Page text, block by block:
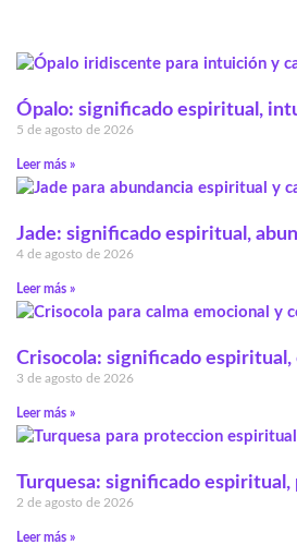
Ópalo: significado espiritual,
5 de agosto de 2026
Leer más »
Jade: significado espiritual,
4 de agosto de 2026
Leer más »
Crisocola: significado espiritual,
3 de agosto de 2026
Leer más »
Turquesa: significado
2 de agosto de 2026
Leer más »